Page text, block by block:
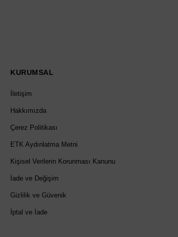
KURUMSAL
İletişim
Hakkımızda
Çerez Politikası
ETK Aydınlatma Metni
Kişisel Verilerin Korunması Kanunu
İade ve Değişim
Gizlilik ve Güvenik
İptal ve İade